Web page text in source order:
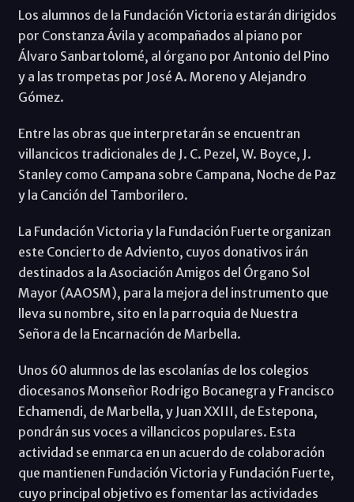
Los alumnos de la Fundación Victoria estarán dirigidos
por Constanza Ávila y acompañados al piano por
Álvaro Sanbartolomé, al órgano por Antonio del Pino
y a las trompetas por José A. Moreno y Alejandro
Gómez.
Entre las obras que interpretarán se encuentran
villancicos tradicionales de J. C. Pezel, W. Boyce, J.
Stanley como Campana sobre Campana, Noche de Paz
y la Canción del Tamborilero.
La Fundación Victoria y la Fundación Fuerte organizan
este Concierto de Adviento, cuyos donativos irán
destinados a la Asociación Amigos del Órgano Sol
Mayor (AAOSM), para la mejora del instrumento que
lleva su nombre, sito en la parroquia de Nuestra
Señora de la Encarnación de Marbella.
Unos 60 alumnos de las escolanías de los colegios
diocesanos Monseñor Rodrigo Bocanegra y Francisco
Echamendi, de Marbella, y Juan XXIII, de Estepona,
pondrán sus voces a villancicos populares. Esta
actividad se enmarca en un acuerdo de colaboración
que mantienen Fundación Victoria y Fundación Fuerte,
cuyo principal objetivo es fomentar las actividades